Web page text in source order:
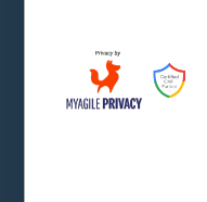
Piazza del Popolo, 20
info@firstlion.it